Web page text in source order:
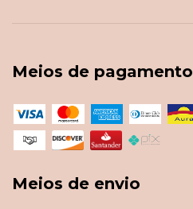
Meios de pagamento
Meios de envio